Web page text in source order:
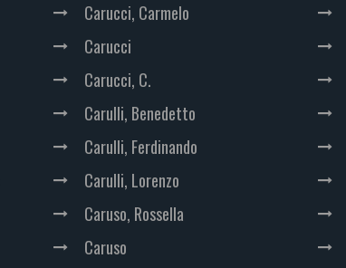
Carucci, Carmelo
Carucci
Carucci, C.
Carulli, Benedetto
Carulli, Ferdinando
Carulli, Lorenzo
Caruso, Rossella
Caruso